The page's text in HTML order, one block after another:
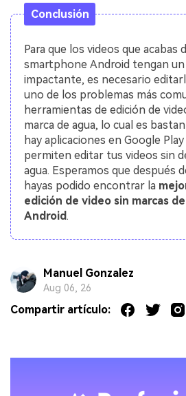
Conclusión
Para que los videos que acabas
smartphone Android tengan
impactante, es necesario
uno de los problemas más
herramientas de edición de
marca de agua, lo cual es
hay aplicaciones en Google
permiten editar tus videos sin
agua. Esperamos que después
hayas podido encontrar la
edición de video sin marcas
Android .
Manuel Gonzalez
Aug 06, 26
Compartir artículo: